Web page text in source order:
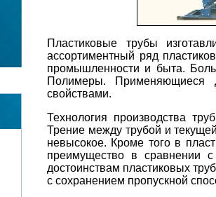
Пластиковые трубы
ассортиментный ряд
промышленности и быта.
Полимеры. Применяющиеся
свойствами.
Технология производства
Трение между трубой и
невысокое. Кроме того в
преимущество в сравнении
достоинствам пластиковых
с сохранением пропускной